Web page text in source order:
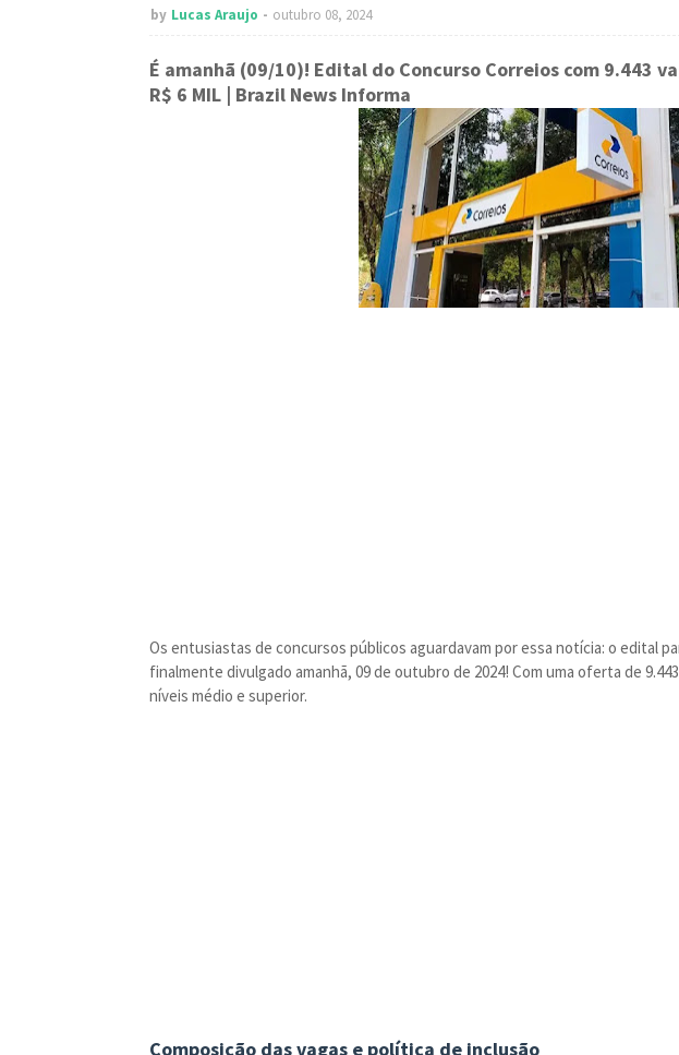
by Lucas Araujo outubro 08, 2024
É amanhã (09/10)! Edital do Concurso Correios com 9.443
R$ 6 MIL | Brazil News Informa
Os entusiastas de concursos públicos aguardavam por essa notícia: o edital
finalmente divulgado amanhã, 09 de outubro de 2024! Com uma oferta de
níveis médio e superior.
Composição das vagas e política de inclusão